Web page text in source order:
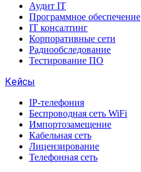
Аудит IT
Программное обеспечение
IT консалтинг
Корпоративные сети
Радиообследование
Тестирование ПО
Кейсы
IP-телефония
Беспроводная сеть WiFi
Импортозамещение
Кабельная сеть
Лицензирование
Телефонная сеть